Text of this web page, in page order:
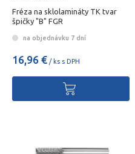
Fréza na sklolamináty TK tvar
špičky "B" FGR
na objednávku 7 dní
16,96 € / ks s DPH